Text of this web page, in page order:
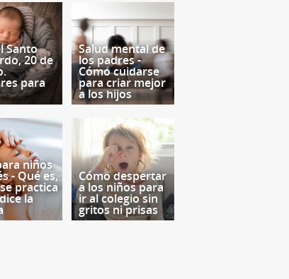
Santo
20 de
para
Salud mental de
los padres -
Cómo cuidarse
para criar mejor
a los hijos
niños
- Qué es,
practica
la
Cómo despertar
a los niños para
ir al colegio sin
gritos ni prisas